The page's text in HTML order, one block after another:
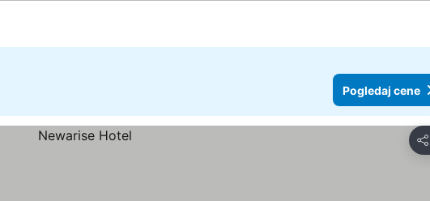
Pogledaj cene
Deli